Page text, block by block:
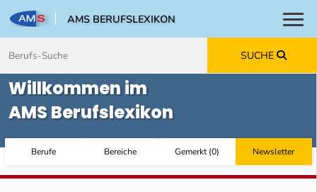
AMS BERUFSLEXIKON
SUCHE
Willkommen im
AMS Berufslexikon
Berufe Bereiche Gemerkt(0) Newsletter